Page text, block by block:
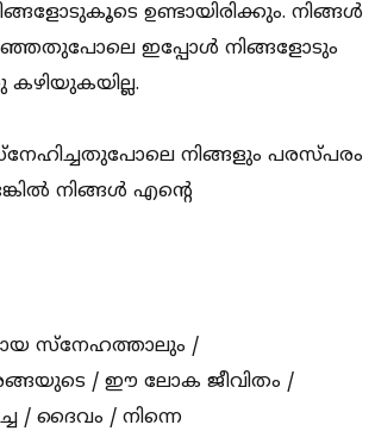
ഉണ്ടായിരിക്കും. നിങ്ങള്‍
ഇപ്പോള്‍ നിങ്ങളോടും
നിങ്ങളും പരസ്‌പരം
നിങ്ങള്‍ എന്റെ
സ്നേഹത്താലും /
/ ഈ ലോക ജീവിതം /
/ ദൈവം / നിന്നെ